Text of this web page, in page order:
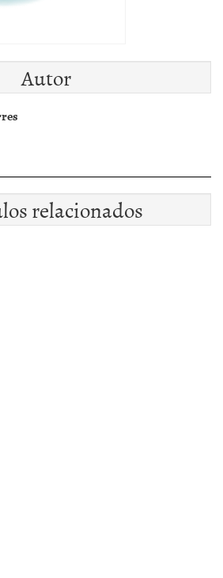
Autor
relacionados